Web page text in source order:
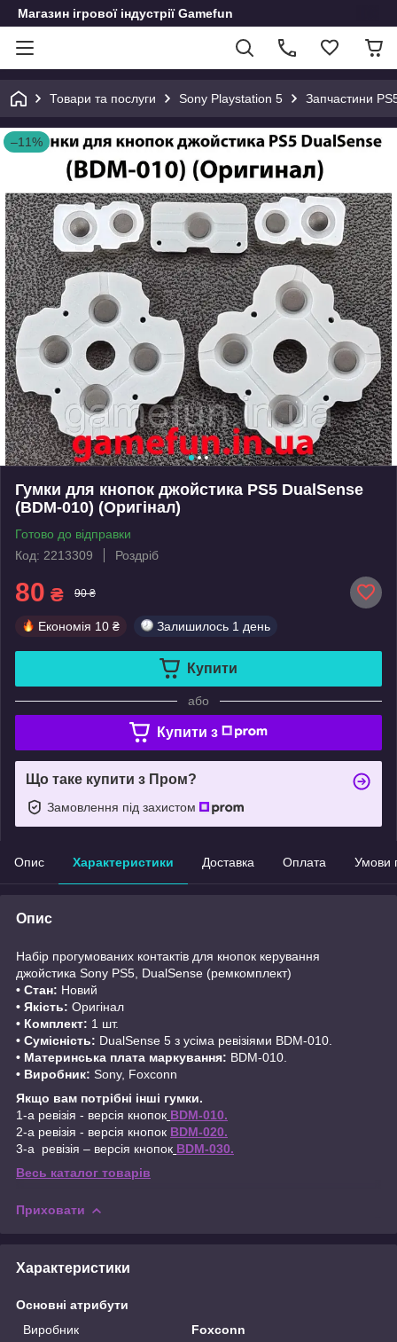
Магазин ігрової індустрії Gamefun
Товари та послуги Sony Playstation 5 Запчастини
–11%
Гумки для кнопок джойстика PS5 DualSense
(BDM-010) (Оригінал)
Готово до відправки
Код: 2213309
Роздріб
80 ₴ 90 ₴
Економія 10 ₴ Залишилось 1 день
Купити
або
Купити з
Що таке купити з Пром?
Замовлення під захистом
Опис Характеристики Доставка Оплата Умови
Опис
Набір прогумованих контактів для кнопок керування
джойстика Sony PS5, DualSense (ремкомплект)
• Стан: Новий
• Якість: Оригінал
• Комплект: 1 шт.
• Сумісність: DualSense 5 з усіма ревізіями BDM-010.
• Материнська плата маркування: BDM-010.
• Виробник: Sony, Foxconn
Якщо вам потрібні інші гумки.
1-а ревізія - версія кнопок BDM-010.
2-а ревізія - версія кнопок BDM-020.
3-а ревізія – версія кнопок BDM-030.
Весь каталог товарів
Приховати
Характеристики
Основні атрибути
Виробник
Foxconn